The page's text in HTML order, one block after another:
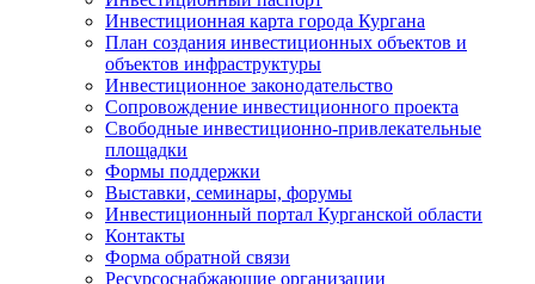
Инвестиционная карта города Кургана
План создания инвестиционных объектов и
объектов инфраструктуры
Инвестиционное законодательство
Сопровождение инвестиционного проекта
Свободные инвестиционно-привлекательные
площадки
Формы поддержки
Выставки, семинары, форумы
Инвестиционный портал Курганской области
Контакты
Форма обратной связи
Ресурсоснабжающие организации